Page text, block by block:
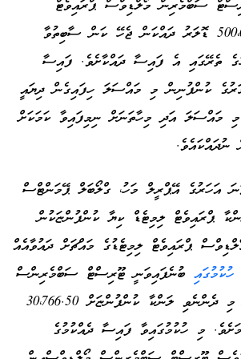
ސަބްމެރިން މޯލްޑިވްސް ޕްރައިވެޓް
ލިމިޓެޑުގެ ފަރާތުން 500،000 ޑޮލަރު ދައްކަން ޖެހޭ ކަން ސާބިތުވާ
ތެރޭގައި އެ ފައިސާ ދައްކާށެވެ. ފައިސާ
ކުންފުނިން މި މައްސަލަ ހިފައިގެން ދިޔައީ
މައްސަލަ އަދި މިހާތަނަށް ނިމިފައިވާ ކަމަކަށް
ނުދައްކައެވެ.
އިތުރުން 2021 ވަނަ އަހަރުގެ އޭޕްރީލް މަހު، ގްލޯބަލް ޕޭމަންޓްސް
ޕްރައިވެޓް ލިމިޓެޑް ކިޔާ ކުންފުންޏަކުން
ޕްރައިވެޓް ލިމިޓެޑުގެ މައްޗަށް ދައުވާއެއް
ހުކުމުގައި ބުނެފައިވަނީ ޓޫރިސްޓް ސަބްމެރިންސް
މޯލްޑިވްސް އިން ކުރިން މި ދެންނެވި ލަންކާ ކުންފުންޏަށް 30،766.50
މި ހުކުމުގައިވާ ފައިސާ ދެއްކުމުގެ